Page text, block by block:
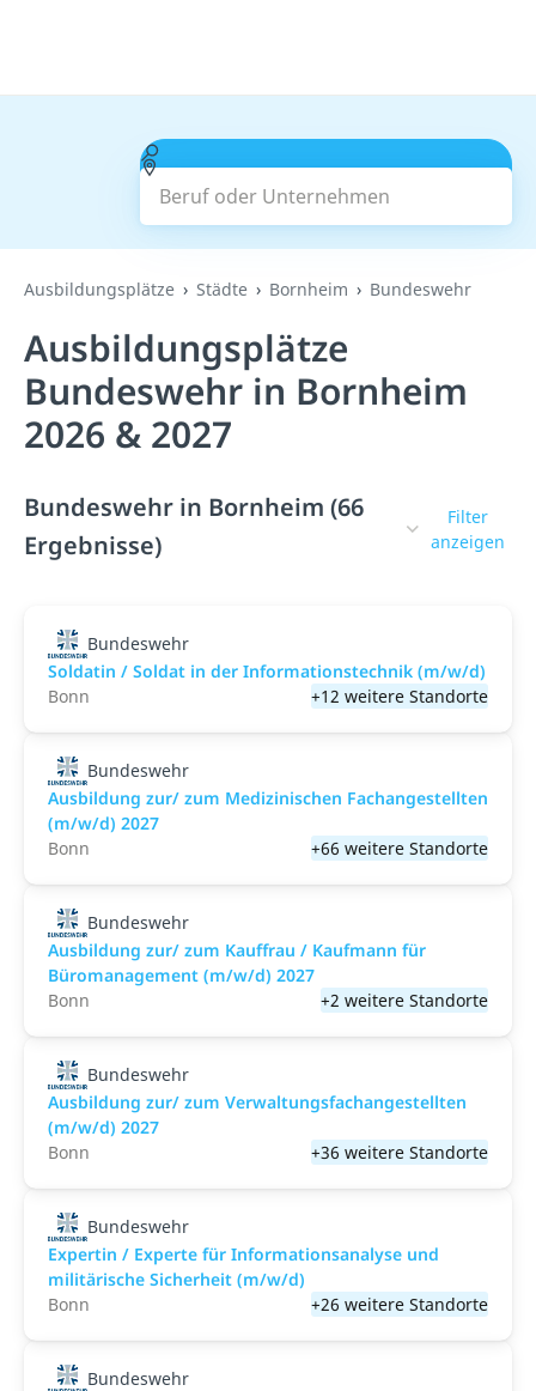
Beruf oder Unternehmen
Suchen
Ausbildungsplätze Städte Bornheim Bundeswehr
Ausbildungsplätze
Bundeswehr in Bornheim
2026 & 2027
Bundeswehr in Bornheim (66
Ergebnisse)
Filter
anzeigen
Bundeswehr
Soldatin / Soldat in der Infor­mations­technik (m/w/d)
Bonn
+12 weitere Standorte
Bundeswehr
Ausbildung zur/ zum Medizinischen Fachangestellten
(m/w/d) 2027
Bonn
+66 weitere Standorte
Bundeswehr
Ausbildung zur/ zum Kauffrau / Kaufmann für
Büromanagement (m/w/d) 2027
Bonn
+2 weitere Standorte
Bundeswehr
Ausbildung zur/ zum Verwaltungsfachangestellten
(m/w/d) 2027
Bonn
+36 weitere Standorte
Bundeswehr
Expertin / Experte für Informationsanalyse und
militärische Sicherheit (m/w/d)
Bonn
+26 weitere Standorte
Bundeswehr